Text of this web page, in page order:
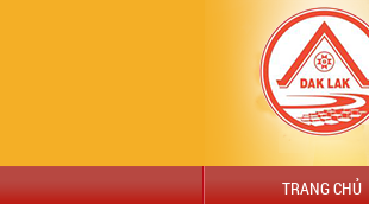
TRANG CHỦ